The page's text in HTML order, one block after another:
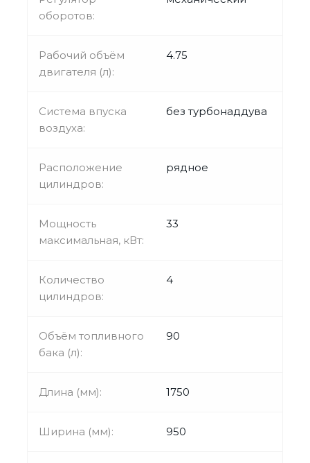
оборотов:
Рабочий объём
двигателя (л):
4.75
Система впуска
воздуха:
без турбонаддува
Расположение
цилиндров:
рядное
Мощность
максимальная, кВт:
33
Количество
цилиндров:
4
Объём топливного
бака (л):
90
Длина (мм): 1750
Ширина (мм): 950